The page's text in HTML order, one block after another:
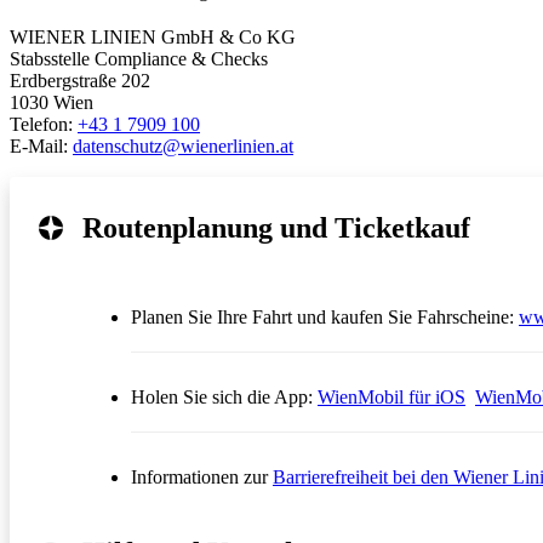
WIENER LINIEN GmbH & Co KG
Stabsstelle Compliance & Checks
Erdbergstraße 202
1030 Wien
Telefon: +43 1 7909 100
E-Mail: datenschutz@wienerlinien.at
Routenplanung und Ticketkauf
Planen Sie Ihre Fahrt und kaufen Sie Fahrscheine:
Holen Sie sich die App: WienMobil für iOS Öffnet in
Informationen zurBarrierefreiheit bei den Wiener